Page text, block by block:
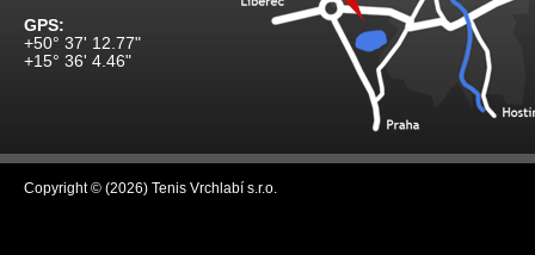
GPS:
+50° 37' 12.77"
+15° 36' 4.46"
Copyright © (2026) Tenis Vrchlabí s.r.o.